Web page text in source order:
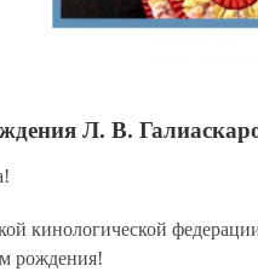
Л. В.
кинологической
рождения!